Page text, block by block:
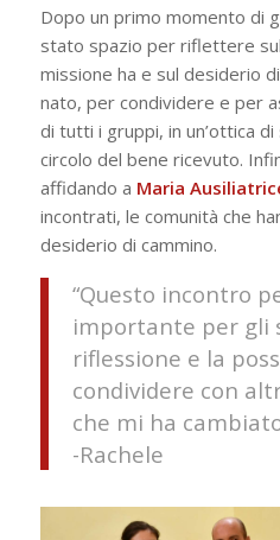
Dopo un primo momento di
stato spazio per riflettere
missione ha e sul desiderio
nato, per condividere e per
di tutti i gruppi, in un’ottica
circolo del bene ricevuto.
affidando a Maria
incontrati, le comunità che
desiderio di cammino.
“Questo incontro
importante per gli
riflessione e la
condividere con
che mi ha
-Rachele